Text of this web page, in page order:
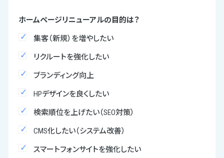
ホームページリニューアルの目的は？
集客（新規）を増やしたい
リクルートを強化したい
ブランディング向上
HPデザインを良くしたい
検索順位を上げたい（SEO対策）
CMS化したい（システム改善）
スマートフォンサイトを強化したい